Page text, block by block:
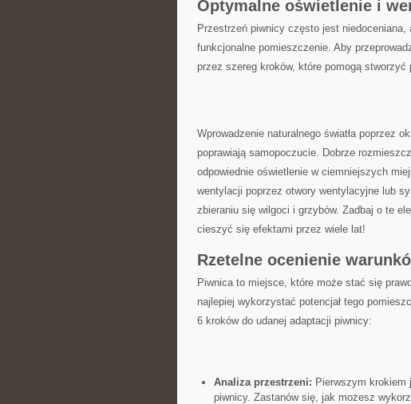
Optymalne‌ oświetlenie i
Przestrzeń piwnicy często ‌jest
funkcjonalne pomieszczenie. Aby
przez szereg kroków, które pomogą
Wprowadzenie​ naturalnego ​światła poprzez
‌poprawiają samopoczucie. Dobrze
odpowiednie oświetlenie w ciemniejszych⁤
⁢wentylacji poprzez ‌otwory wentylacyjne lub
zbieraniu się ‌wilgoci i grzybów. Zadbaj‍ o te
cieszyć się efektami przez wiele⁤ lat!
Rzetelne ocenienie
Piwnica to miejsce, które może stać się
najlepiej⁢ wykorzystać⁤ potencjał tego
6 ⁣kroków do udanej adaptacji​ piwnicy:
Analiza przestrzeni: Pierwszym krokiem
piwnicy.⁢ Zastanów ⁣się, jak ‍możesz